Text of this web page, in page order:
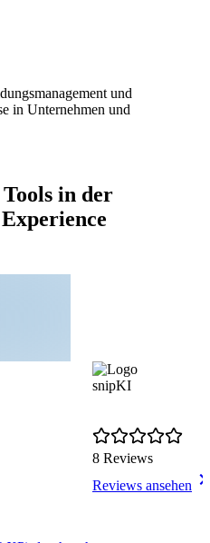
und
in Unternehmen und
in der
snipKI
8 Reviews
Reviews ansehen